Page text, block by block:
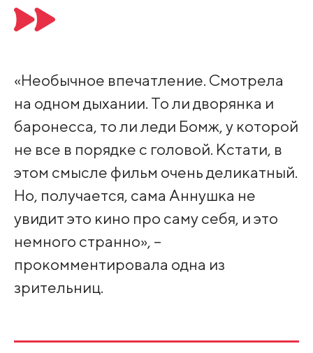
«Необычное впечатление. Смотрела
на одном дыхании. То ли дворянка и
баронесса, то ли леди Бомж, у которой
не все в порядке с головой. Кстати, в
этом смысле фильм очень деликатный.
Но, получается, сама Аннушка не
увидит это кино про саму себя, и это
немного странно», –
прокомментировала одна из
зрительниц.